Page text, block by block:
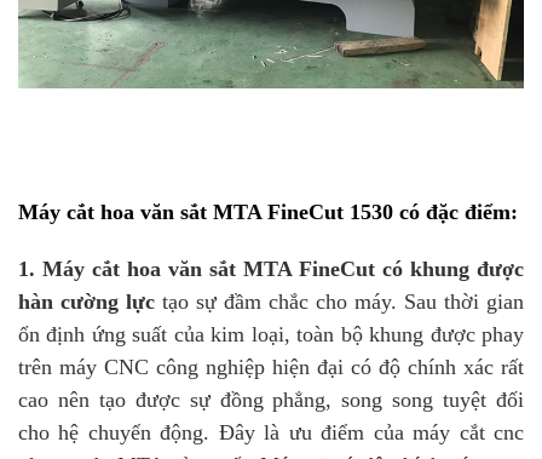
Máy cắt hoa văn sắt MTA FineCut 1530 có đặc điểm:
1. Máy cắt hoa văn sắt MTA FineCut có khung được
hàn cường lực tạo sự đầm chắc cho máy. Sau thời gian
ổn định ứng suất của kim loại, toàn bộ khung được phay
trên máy CNC công nghiệp hiện đại có độ chính xác rất
cao nên tạo được sự đồng phẳng, song song tuyệt đối
cho hệ chuyển động. Đây là ưu điểm của máy cắt cnc